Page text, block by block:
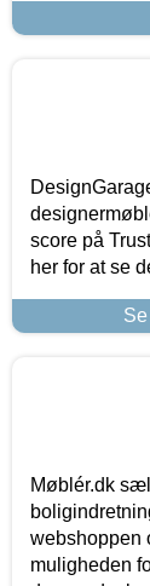
score på
her for at se
Møblér.dk
webshoppen
muligheden